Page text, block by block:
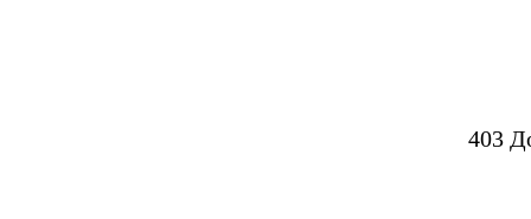
403